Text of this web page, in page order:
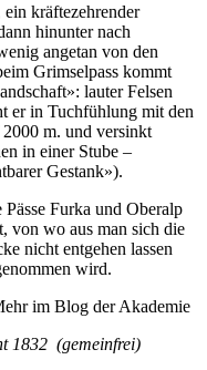
ein kräftezehrender
hinunter nach
angetan von den
Grimselpass kommt
lauter Felsen
er in Tuchfühlung mit den
m. und versinkt
in einer Stube –
Gestank»).
Furka und Oberalp
von wo aus man sich die
nicht entgehen lassen
wird.
1832 (gemeinfrei)